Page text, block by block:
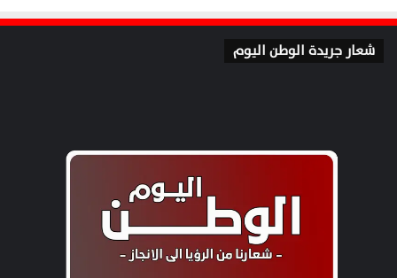
شعار جريدة الوطن اليوم